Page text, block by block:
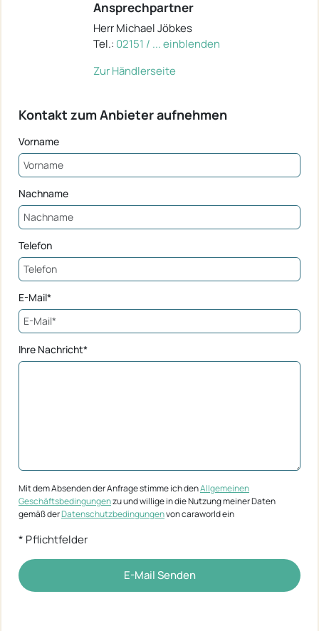
Ansprechpartner
Herr Michael Jöbkes
Tel.: 02151 / ... einblenden
Zur Händlerseite
Kontakt zum Anbieter aufnehmen
Vorname
Nachname
Telefon
E-Mail*
Ihre Nachricht*
Mit dem Absenden der Anfrage stimme ich denAllgemeinen
Geschäftsbedingungenzu und willige in die Nutzung meiner Daten
gemäß derDatenschutzbedingungenvon caraworld ein
* Pflichtfelder
E-Mail Senden